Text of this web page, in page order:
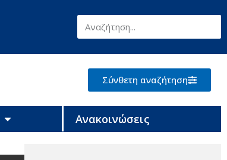
Σύνθετη αναζήτηση
Ανακοινώσεις